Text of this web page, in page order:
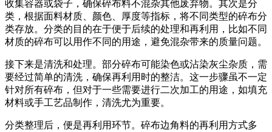
收集容器或袋子，确保碎布料不混杂其他废弃物。其次是分
类，根据面料材质、颜色、厚度等指标，将不同类型的碎布分
类存放。分类的目的在于便于后续的处理和再利用，比如不同
材质的碎布可以用作不同的用途，避免混杂带来的质量问题。
接下来是清洗和处理。部分碎布可能染色或沾染灰尘杂质，需
要经过简单的清洗，确保再利用时的整洁。这一步骤虽不一定
针对所有碎布，但对于一些需要进行二次加工的用途，如填充
材料或手工艺品制作，清洗尤为重要。
分类整理后，便是再利用环节。碎布边角料的再利用方式多